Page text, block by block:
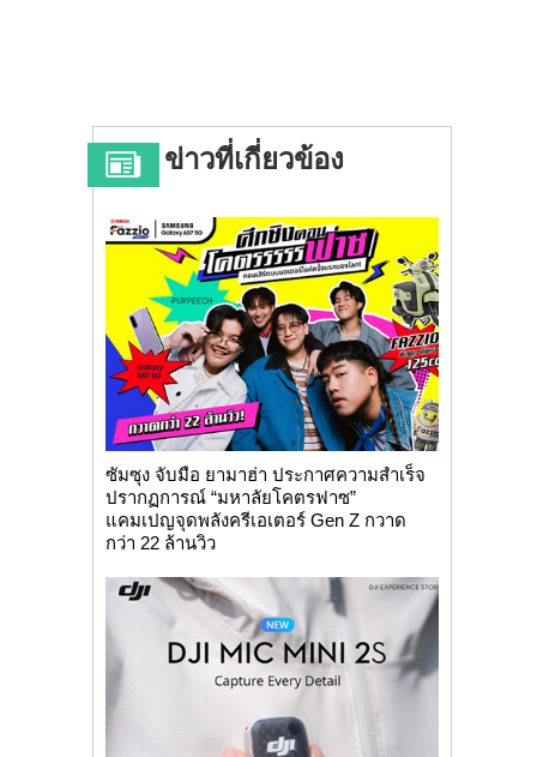
ข่าวที่เกี่ยวข้อง
ซัมซุง จับมือ ยามาฮ่า ประกาศความสำเร็จ
ปรากฏการณ์ “มหาลัยโคตรฟาซ”
แคมเปญจุดพลังครีเอเตอร์ Gen Z กวาด
กว่า 22 ล้านวิว